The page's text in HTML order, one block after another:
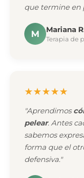
que termine en
M Mariana
Terapia de
★★★★★
"Aprendimos
pelear. Antes
sabemos
forma que el
defensiva."